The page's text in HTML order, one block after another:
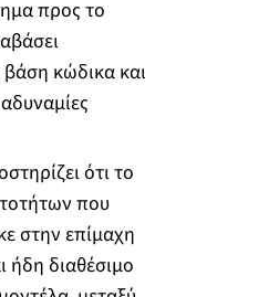
προς το
κώδικα και
ότι το
που
στην επίμαχη
ήδη διαθέσιμο